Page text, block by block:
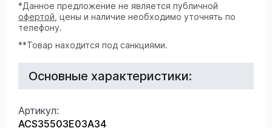
*Данное предложение не является публичной
офертой , цены и наличие необходимо уточнять по
телефону.
**Товар находится под санкциями.
Основные характеристики:
Артикул:
ACS35503E03A34